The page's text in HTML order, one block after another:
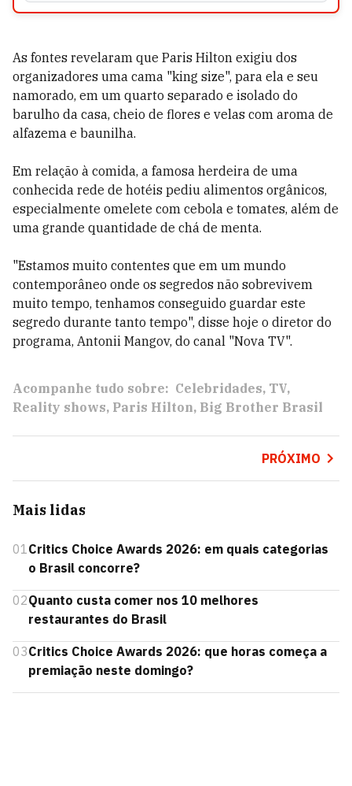
As fontes revelaram que Paris Hilton exigiu dos
organizadores uma cama "king size", para ela e seu
namorado, em um quarto separado e isolado do
barulho da casa, cheio de flores e velas com aroma de
alfazema e baunilha.
Em relação à comida, a famosa herdeira de uma
conhecida rede de hotéis pediu alimentos orgânicos,
especialmente omelete com cebola e tomates, além de
uma grande quantidade de chá de menta.
"Estamos muito contentes que em um mundo
contemporâneo onde os segredos não sobrevivem
muito tempo, tenhamos conseguido guardar este
segredo durante tanto tempo", disse hoje o diretor do
programa, Antonii Mangov, do canal "Nova TV".
Acompanhe tudo sobre: Celebridades TV
Reality shows Paris Hilton Big Brother Brasil
PRÓXIMO
Mais lidas
01Critics Choice Awards 2026: em quais categorias
o Brasil concorre?
02Quanto custa comer nos 10 melhores
restaurantes do Brasil
03Critics Choice Awards 2026: que horas começa a
premiação neste domingo?